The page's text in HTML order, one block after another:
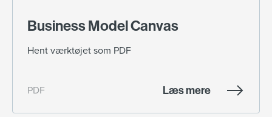
Business Model Canvas
Hent værktøjet som PDF
PDF Læs mere